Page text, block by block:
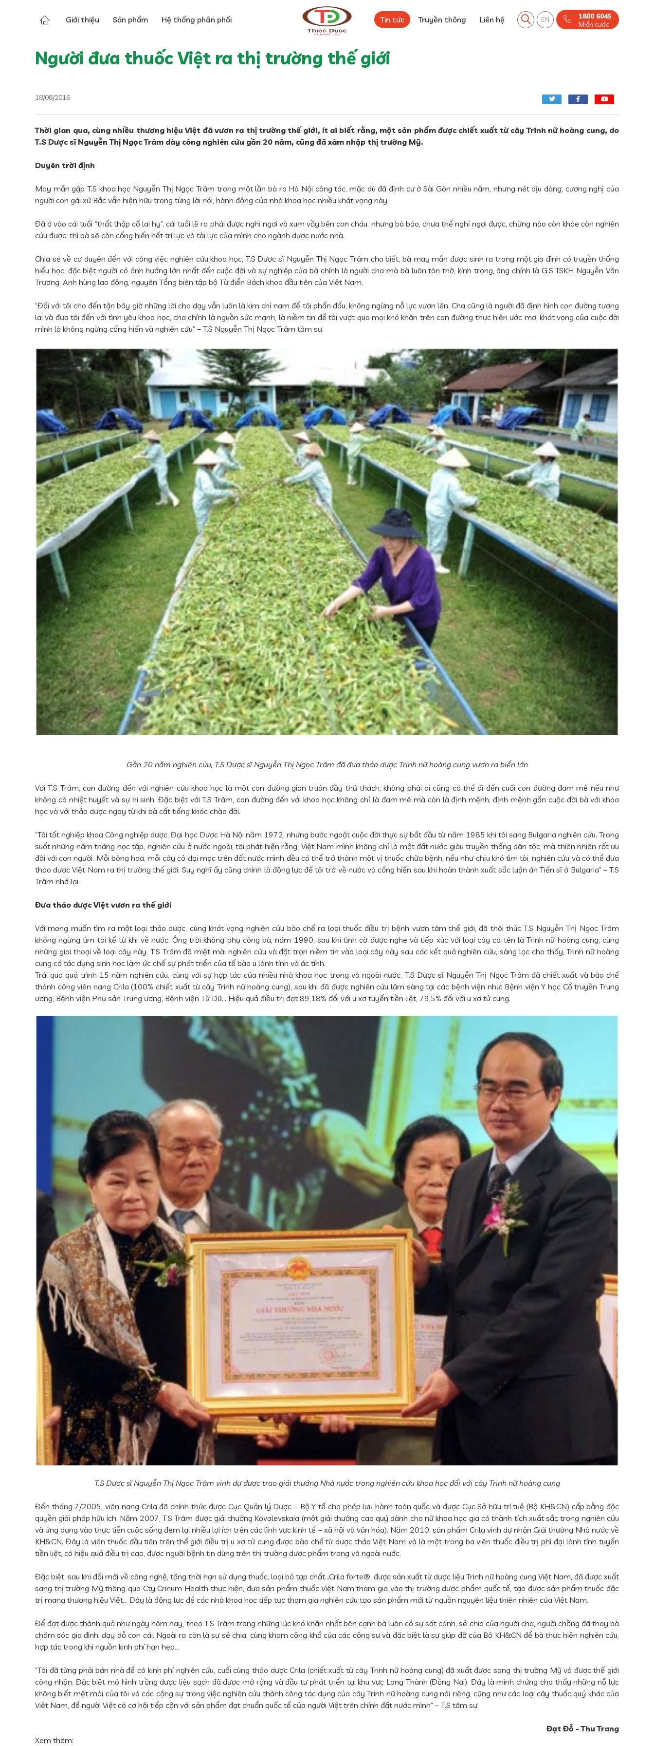
Giới thiệu Sản phẩm Hệ thống phân phối Tin tức Truyền thông Liên hệ EN
1800 6045
Miễn cước
Người đưa thuốc Việt ra thị trường thế giới
18/08/2016
Thời gian qua, cùng nhiều thương hiệu Việt đã vươn ra thị trường thế giới, ít ai biết rằng, một sản phẩm được chiết xuất từ cây Trinh nữ hoàng cung, do
T.S Dược sĩ Nguyễn Thị Ngọc Trâm dày công nghiên cứu gần 20 năm, cũng đã xâm nhập thị trường Mỹ.
Duyên trời định
May mắn gặp T.S khoa học Nguyễn Thị Ngọc Trâm trong một lần bà ra Hà Nội công tác, mặc dù đã định cư ở Sài Gòn nhiều năm, nhưng nét dịu dàng, cương nghị của
người con gái xứ Bắc vẫn hiện hữu trong từng lời nói, hành động của nhà khoa học nhiều khát vọng này.
Đã ở vào cái tuổi “thất thập cổ lai hy”, cái tuổi lẽ ra phải được nghỉ ngơi và xum vầy bên con cháu, nhưng bà bảo, chưa thể nghỉ ngơi được, chừng nào còn khỏe còn nghiên
cứu được, thì bà sẽ còn cống hiến hết trí lực và tài lực của mình cho ngành dược nước nhà.
Chia sẻ về cơ duyên đến với công việc nghiên cứu khoa học, T.S Dược sĩ Nguyễn Thị Ngọc Trâm cho biết, bà may mắn được sinh ra trong một gia đình có truyền thống
hiếu học, đặc biệt người có ảnh hướng lớn nhất đến cuộc đời và sự nghiệp của bà chính là người cha mà bà luôn tôn thờ, kính trọng, ông chính là G.S TSKH Nguyễn Văn
Trương, Anh hùng lao động, nguyên Tổng biên tập bộ Từ điển Bách khoa đầu tiên của Việt Nam.
“Đối với tôi cho đến tận bây giờ những lời cha dạy vẫn luôn là kim chỉ nam để tôi phấn đấu, không ngừng nỗ lực vươn lên. Cha cũng là người đã định hình con đường tương
lai và đưa tôi đến với tình yêu khoa học, cha chính là nguồn sức mạnh, là niềm tin để tôi vượt qua mọi khó khăn trên con đường thực hiện ước mơ, khát vọng của cuộc đời
mình là không ngừng cống hiến và nghiên cứu” – T.S Nguyễn Thị Ngọc Trâm tâm sự.
Gần 20 năm nghiên cứu, T.S Dược sĩ Nguyễn Thị Ngọc Trâm đã đưa thảo dược Trinh nữ hoàng cung vươn ra biển lớn
Với T.S Trâm, con đường đến với nghiên cứu khoa học là một con đường gian truân đầy thử thách, không phải ai cũng có thể đi đến cuối con đường đam mê nếu như
không có nhiệt huyết và sự hi sinh. Đặc biệt với T.S Trâm, con đường đến với khoa học không chỉ là đam mê mà còn là định mệnh, định mệnh gắn cuộc đời bà với khoa
học và với thảo dược ngay từ khi bà cất tiếng khóc chào đời.
“Tôi tốt nghiệp khoa Công nghiệp dược, Đại học Dược Hà Nội năm 1972, nhưng bước ngoặt cuộc đời thực sự bắt đầu từ năm 1985 khi tôi sang Bulgaria nghiên cứu. Trong
suốt những năm tháng học tập, nghiên cứu ở nước ngoài, tôi phát hiện rằng, Việt Nam mình không chỉ là một đất nước giàu truyền thống dân tộc, mà thiên nhiên rất ưu
đãi với con người. Mỗi bông hoa, mỗi cây cỏ dại mọc trên đất nước mình đều có thể trở thành một vị thuốc chữa bệnh, nếu như chịu khó tìm tòi, nghiên cứu và có thể đưa
thảo dược Việt Nam ra thị trường thế giới. Suy nghĩ ấy cũng chính là động lực để tôi trở về nước và cống hiến sau khi hoàn thành xuất sắc luận án Tiến sĩ ở Bulgaria” – T.S
Trâm nhớ lại.
Đưa thảo dược Việt vươn ra thế giới
Với mong muốn tìm ra một loại thảo dược, cùng khát vọng nghiên cứu bào chế ra loại thuốc điều trị bệnh vươn tâm thế giới, đã thôi thúc T.S Nguyễn Thị Ngọc Trâm
không ngừng tìm tòi kể từ khi về nước. Ông trời không phụ công bà, năm 1990, sau khi tình cờ được nghe và tiếp xúc với loại cây có tên là Trinh nữ hoàng cung, cùng
những giai thoại về loại cây này, T.S Trâm đã miệt mài nghiên cứu và đặt trọn niềm tin vào loại cây này sau các kết quả nghiên cứu, sàng lọc cho thấy, Trinh nữ hoàng
cung có tác dụng sinh học làm ức chế sự phát triển của tế bào u lành tính và ác tính.
Trải qua quá trình 15 năm nghiên cứu, cùng với sự hợp tác của nhiều nhà khoa học trong và ngoài nước, T.S Dược sĩ Nguyễn Thị Ngọc Trâm đã chiết xuất và bào chế
thành công viên nang Crila (100% chiết xuất từ cây Trinh nữ hoàng cung), sau khi đã được nghiên cứu lâm sàng tại các bệnh viện như: Bệnh viện Y học Cổ truyền Trung
ương, Bệnh viện Phụ sản Trung ương, Bệnh viện Từ Dũ... Hiệu quả điều trị đạt 89,18% đối với u xơ tuyến tiền liệt, 79,5% đối với u xơ tử cung.
T.S Dược sĩ Nguyễn Thị Ngọc Trâm vinh dự được trao giải thưởng Nhà nước trong nghiên cứu khoa học đối với cây Trinh nữ hoàng cung
Đến tháng 7/2005, viên nang Crila đã chính thức được Cục Quản lý Dược – Bộ Y tế cho phép lưu hành toàn quốc và được Cục Sở hữu trí tuệ (Bộ KH&CN) cấp bằng độc
quyền giải pháp hữu ích. Năm 2007, T.S Trâm được giải thưởng Kovalevskaia (một giải thưởng cao quý dành cho nữ khoa học gia có thành tích xuất sắc trong nghiên cứu
và ứng dụng vào thực tiễn cuộc sống đem lại nhiều lợi ích trên các lĩnh vực kinh tế – xã hội và văn hóa). Năm 2010, sản phẩm Crila vinh dự nhận Giải thưởng Nhà nước về
KH&CN. Đây là viên thuốc đầu tiên trên thế giới điều trị u xơ tử cung được bào chế từ dược thảo Việt Nam và là một trong ba viên thuốc điều trị phì đại lành tính tuyến
tiền liệt, có hiệu quả điều trị cao, được người bệnh tin dùng trên thị trường dược phẩm trong và ngoài nước.
Đặc biệt, sau khi đổi mới về công nghệ, tăng thời hạn sử dụng thuốc, loại bỏ tạp chất…Crila forte®, được sản xuất từ dược liệu Trinh nữ hoàng cung Việt Nam, đã được xuất
sang thị trường Mỹ thông qua Cty Crinum Health thực hiện, đưa sản phẩm thuốc Việt Nam tham gia vào thị trường dược phẩm quốc tế, tạo được sản phẩm thuốc đặc
trị mang thương hiệu Việt... Đây là động lực để các nhà khoa học tiếp tục tham gia nghiên cứu tạo sản phẩm mới từ nguồn nguyên liệu thiên nhiên của Việt Nam.
Để đạt được thành quả như ngày hôm nay, theo T.S Trâm trong những lúc khó khăn nhất bên cạnh bà luôn có sự sát cánh, sẻ chia của người cha, người chồng đã thay bà
chăm sóc gia đình, dạy dỗ con cái. Ngoài ra còn là sự sẻ chia, cùng kham cộng khổ của các cộng sự và đặc biệt là sự giúp đỡ của Bộ KH&CN để bà thực hiện nghiên cứu,
hợp tác trong khi nguồn kinh phí hạn hẹp…
“Tôi đã từng phải bán nhà để có kinh phí nghiên cứu, cuối cùng thảo dược Crila (chiết xuất từ cây Trinh nữ hoàng cung) đã xuất được sang thị trường Mỹ và được thế giới
công nhận. Đặc biệt mô hình trồng dược liệu sạch đã được mở rộng và đầu tư phát triển tại khu vực Long Thành (Đồng Nai). Đây là minh chứng cho thấy những nỗ lực
không biết mệt mỏi của tôi và các cộng sự trong việc nghiên cứu thành công tác dụng của cây Trinh nữ hoàng cung nói riêng, cũng như các loại cây thuốc quý khác của
Việt Nam, để người Việt có cơ hội tiếp cận với sản phẩm đạt chuẩn quốc tế của người Việt trên chính đất nước mình” – T.S tâm sự.
Đạt Đỗ - Thu Trang
Xem thêm: